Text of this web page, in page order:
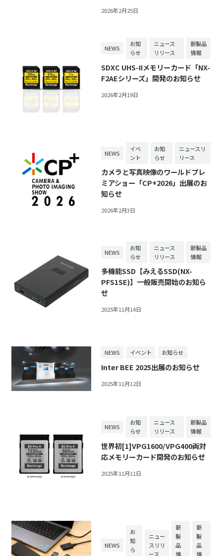
2026年2月25日
NEWS
お知
らせ
ニュース
リリース
新製品
情報
SDXC UHS-IIメモリーカード「NX-
F2AEシリーズ」開発のお知らせ
2026年2月19日
NEWS
イベ
ント
お知
らせ
ニュースリ
リース
カメラと写真映像のワールドプレ
ミアショー「CP+2026」出展のお
知らせ
2026年2月3日
NEWS
お知
らせ
ニュース
リリース
新製品
情報
多機能SSD【みえるSSD(NX-
PFS1SE)】一般販売開始のお知ら
せ
2025年11月14日
NEWS イベント お知らせ
Inter BEE 2025出展のお知らせ
2025年11月12日
NEWS
お知
らせ
ニュース
リリース
新製品
情報
世界初[1]VPG1600/VPG400両対
応メモリーカード開発のお知らせ
2025年11月11日
NEWS
お
知
ら
ニュー
スリリ
ース
新
製
品
情
新
製
品
情